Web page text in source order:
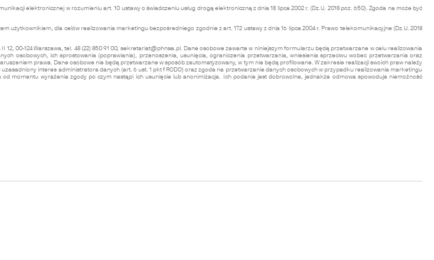
elektronicznej w rozumieniu art. 10 ustawy o świadczeniu usług drogą elektroniczną z dnia 18 lipca 2002 r. (Dz.U. 2018 poz. 650). Zgoda na może być
dla celów realizowania marketingu bezpośredniego zgodnie z art. 172 ustawy z dnia 16 lipca 2004 r. Prawo telekomunikacyjne (Dz.U. 2018
00-124 Warszawa, tel. 48 (22) 850 91 00, sekretariat@phnsa.pl . Dane osobowe zawarte w niniejszym formularzu będą przetwarzane w celu realizowania
osobowych, ich sprostowania (poprawiania), przenoszenia, usunięcia, ograniczenia przetwarzania, wniesienia sprzeciwu wobec przetwarzania oraz
prawa. Dane osobowe nie będą przetwarzane w sposób zautomatyzowany, w tym nie będą profilowane. W zakresie realizacji swoich praw należy
interes administratora danych (art. 6 ust. 1 pkt f RODO) oraz zgoda na przetwarzanie danych osobowych w przypadku realizowania marketingu
momentu wyrażenia zgody po czym nastąpi ich usunięcie lub anonimizacja. Ich podanie jest dobrowolne, jednakże odmowa spowoduje niemożność